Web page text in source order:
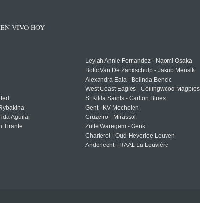
VIVO HOY
Aguilar
Tirante
Leylah Annie Fernandez - Naomi Osaka
Botic Van De Zandschulp - Jakub Mensik
Alexandra Eala - Belinda Bencic
West Coast Eagles - Collingwood Magpies
St Kilda Saints - Carlton Blues
Gent - KV Mechelen
Cruzeiro - Mirassol
Zulte Waregem - Genk
Charleroi - Oud-Heverlee Leuven
Anderlecht - RAAL La Louvière